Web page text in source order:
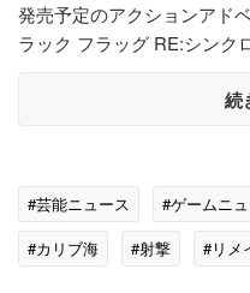
発売予定のアクションアド
ラック フラッグ RE:シンク
続
#芸能ニュース #ゲームニ
#カリブ海
#射撃 #リメ